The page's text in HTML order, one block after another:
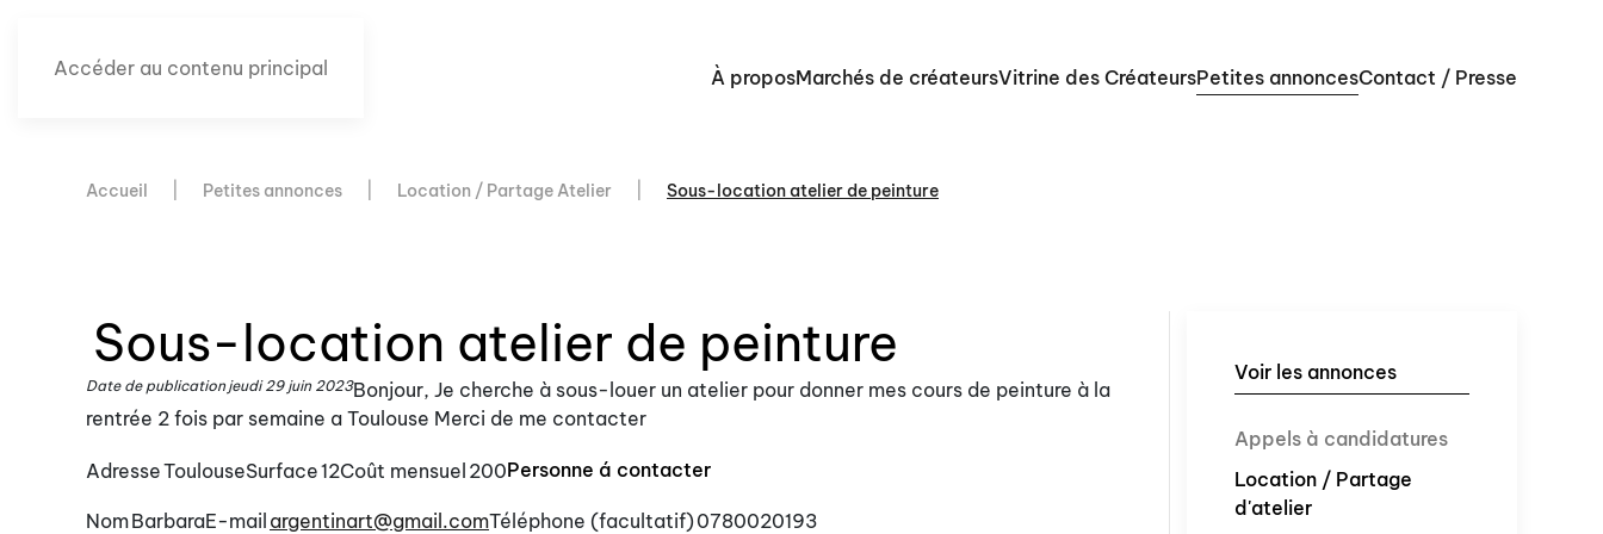
Accéder au contenu principal À proposMarchés de créateursVitrine des CréateursPetites annoncesContact / Presse
Accueil Petites annonces Location / Partage Atelier Sous-location atelier de peinture
Sous-location atelier de peinture
Date de publication jeudi 29 juin 2023Bonjour, Je cherche à sous-louer un atelier pour donner mes cours de peinture à la
rentrée 2 fois par semaine a Toulouse Merci de me contacter
AdresseToulouseSurface12Coût mensuel 200Personne á contacter
NomBarbaraE-mail argentinart@gmail.comTéléphone (facultatif)0780020193
Voir les annonces
Appels à candidatures
Location / Partage
d'atelier